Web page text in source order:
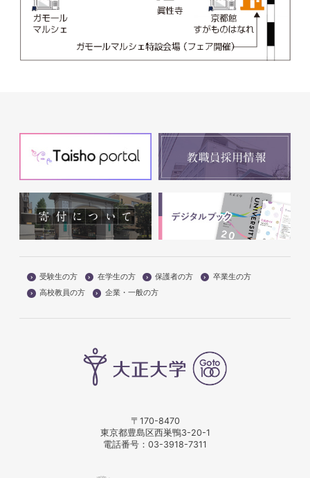
受験生の方 在学生の方 保護者の方
卒業生の方
高校教員の方
企業・一般の方
〒170-8470
東京都豊島区西巣鴨3-20-1
電話番号： 03-3918-7311